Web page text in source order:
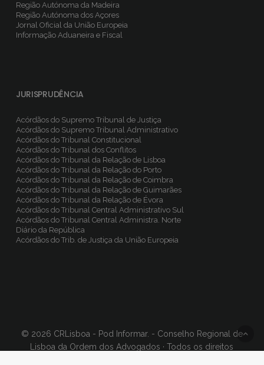
Região Autónoma da Madeira
Região Autónoma dos Açores
Jornal Oficial da União Europeia
Informação Aduaneira e Fiscal
JURISPRUDÊNCIA
Acórdãos do Supremo Tribunal de Justiça
Acórdãos do Supremo Tribunal Administrativo
Acórdãos do Tribunal Constitucional
Acórdãos do Tribunal dos Conflitos
Acórdãos do Tribunal da Relação de Lisboa
Acórdãos do Tribunal da Relação do Porto
Acórdãos do Tribunal da Relação de Coimbra
Acórdãos do Tribunal da Relação de Guimarães
Acórdãos do Tribunal da Relação de Évora
Acórdãos do Tribunal Central Administrativo Sul
Acórdãos do Tribunal Central Administra. Norte
Diário da República
Acórdãos do Trib. de Justiça da União Europeia
© 2026 CRLisboa - Pod Informar. - Conselho Regional de
Lisboa da Ordem dos Advogados · Todos os direitos